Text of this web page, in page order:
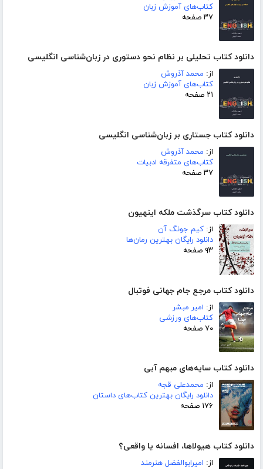
کتاب‌های آموزش زبان
۳۷ صفحه
دانلود کتاب تحلیلی بر نظام نحو دستوری در زبان‌شناسی انگلیسی
از: محمد آذروش
کتاب‌های آموزش زبان
۲۱ صفحه
دانلود کتاب جستاری بر زبان‌شناسی انگلیسی
از: محمد آذروش
کتاب‌های متفرقه ادبیات
۳۷ صفحه
دانلود کتاب سرگذشت ملکه اینهیون
از: کیم جونگ آن
دانلود رایگان بهترین رمان‌ها
۹۳ صفحه
دانلود کتاب مرجع جام جهانی فوتبال
از: امیر مبشر
کتاب‌های ورزشی
۷۰ صفحه
دانلود کتاب سایه‌های مبهم آبی
از: محمدعلی قجه
دانلود رایگان بهترین کتاب‌های داستان
۱۷۶ صفحه
دانلود کتاب هیولاها، افسانه یا واقعی؟
از: امیرابوالفضل هنرمند